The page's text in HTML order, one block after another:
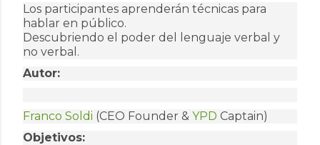
Los participantes aprenderán técnicas para
hablar en público.
Descubriendo el poder del lenguaje verbal y
no verbal.
Autor:
Franco Soldi (CEO Founder & YPD Captain)
Objetivos: